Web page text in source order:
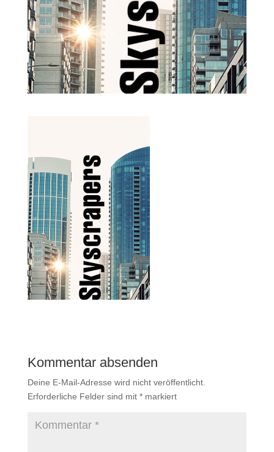
Kommentar absenden
Deine E-Mail-Adresse wird nicht veröffentlicht.
Erforderliche Felder sind mit *markiert